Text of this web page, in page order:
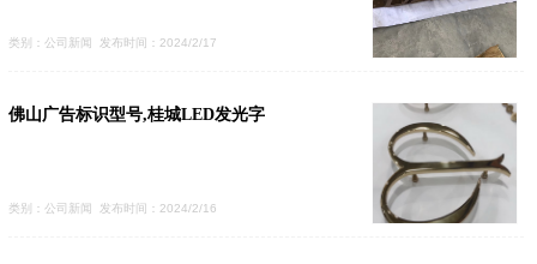
类别：公司新闻 发布时间：2024/2/17
佛山广告标识型号,桂城LED发光字
类别：公司新闻 发布时间：2024/2/16